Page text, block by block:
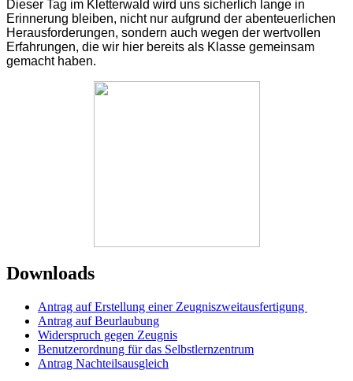
Dieser Tag im Kletterwald wird uns sicherlich lange in
Erinnerung bleiben, nicht nur aufgrund der abenteuerlichen
Herausforderungen, sondern auch wegen der wertvollen
Erfahrungen, die wir hier bereits als Klasse gemeinsam
gemacht haben.
Downloads
Antrag auf Erstellung einer Zeugniszweitausfertigung
Antrag auf Beurlaubung
Widerspruch gegen Zeugnis
Benutzerordnung für das Selbstlernzentrum
Antrag Nachteilsausgleich